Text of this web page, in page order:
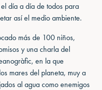
día a día de todos para
así el medio ambiente.
más de 100 niños,
y una charla del
en la que
mares del planeta, muy a
al agua como enemigos